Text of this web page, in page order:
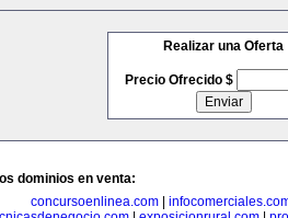
Realizar una Oferta
Precio Ofrecido $
dominios en venta:
concursoenlinea.com|